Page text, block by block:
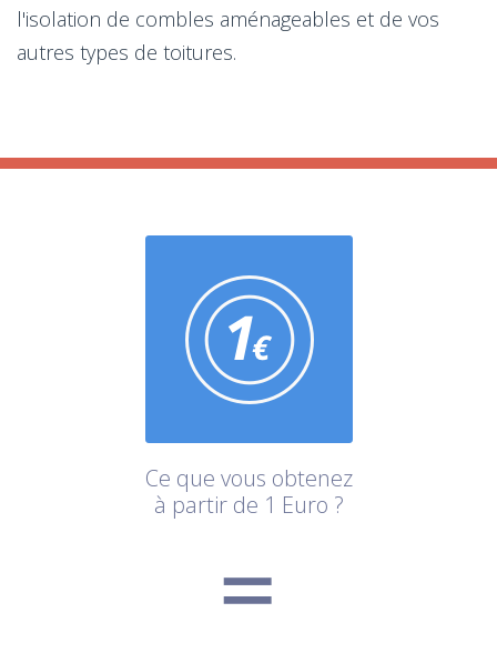
l'isolation de combles aménageables et de vos
autres types de toitures.
Ce que vous obtenez
à partir de 1 Euro ?